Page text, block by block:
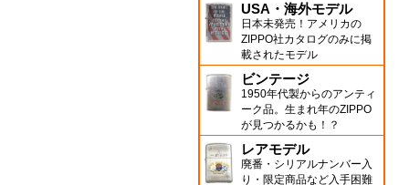
USA・海外モデル
日本未発売！アメリカの
ZIPPO社カタログのみに掲
載されたモデル
ビンテージ
1950年代製からのアンティ
ーク品。生まれ年のZIPPO
が見つかるかも！？
レアモデル
廃番・シリアルナンバー入
り・限定商品など入手困難